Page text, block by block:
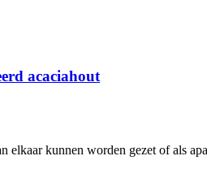
acaciahout
elkaar kunnen worden gezet of als